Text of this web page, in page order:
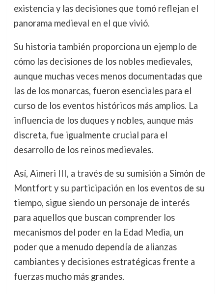
existencia y las decisiones que tomó reflejan el
panorama medieval en el que vivió.
Su historia también proporciona un ejemplo de
cómo las decisiones de los nobles medievales,
aunque muchas veces menos documentadas que
las de los monarcas, fueron esenciales para el
curso de los eventos históricos más amplios. La
influencia de los duques y nobles, aunque más
discreta, fue igualmente crucial para el
desarrollo de los reinos medievales.
Así, Aimeri III, a través de su sumisión a Simón de
Montfort y su participación en los eventos de su
tiempo, sigue siendo un personaje de interés
para aquellos que buscan comprender los
mecanismos del poder en la Edad Media, un
poder que a menudo dependía de alianzas
cambiantes y decisiones estratégicas frente a
fuerzas mucho más grandes.